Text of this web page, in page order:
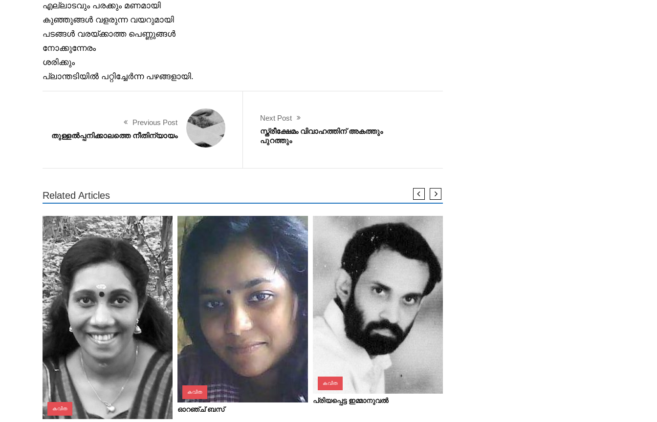
എല്ലാടവും പരക്കും മണമായി
കുഞ്ഞുങ്ങൾ വളരുന്ന വയറുമായി
പടങ്ങൾ വരയ്ക്കാത്ത പെണ്ണുങ്ങൾ
നോക്കുന്നേരം
ശരിക്കും
പ്ലാന്തടിയിൽ പറ്റിച്ചേർന്ന പഴങ്ങളായി.
Previous Post
തുള്ളൽപ്പനിക്കാലത്തെ നീതിന്യായം
Next Post
സ്ത്രീക്ഷേമം വിവാഹത്തിന് അകത്തും
പുറത്തും
Related Articles
കവിത
കവിത
ഓറഞ്ച് ബസ്
കവിത
പ്രിയപ്പെട്ട ഇമ്മാനുവല്‍